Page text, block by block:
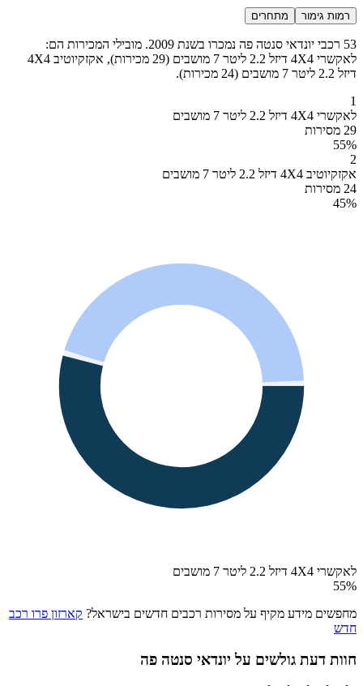
רמות גימור מתחרים
53 רכבי יונדאי סנטה פה נמכרו בשנת 2009. מובילי המכירות הם:
לאקשרי 4X4 דיזל 2.2 ליטר 7 מושבים (29 מכירות), אקזקיוטיב 4X4
דיזל 2.2 ליטר 7 מושבים (24 מכירות).
1
לאקשרי 4X4 דיזל 2.2 ליטר 7 מושבים
29 מסירות
55%
2
אקזקיוטיב 4X4 דיזל 2.2 ליטר 7 מושבים
24 מסירות
45%
לאקשרי 4X4 דיזל 2.2 ליטר 7 מושבים
55%
מחפשים מידע מקיף על מסירות רכבים חדשים בישראל? קארזון פרו רכב
חדש
חוות דעת גולשים על יונדאי סנטה פה